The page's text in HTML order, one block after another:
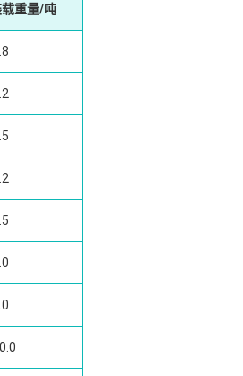
重量/吨